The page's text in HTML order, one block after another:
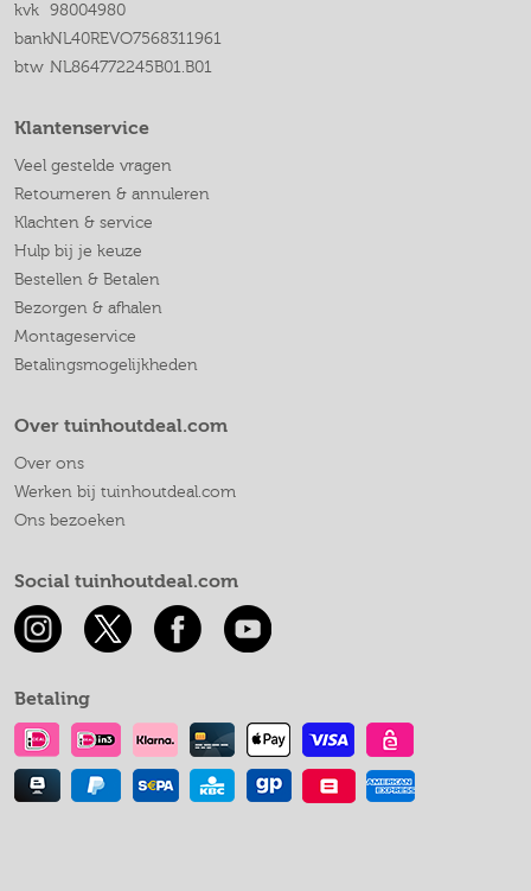
kvk 98004980
bankNL40REVO7568311961
btw NL864772245B01.B01
Klantenservice
Veel gestelde vragen
Retourneren & annuleren
Klachten & service
Hulp bij je keuze
Bestellen & Betalen
Bezorgen & afhalen
Montageservice
Betalingsmogelijkheden
Over tuinhoutdeal.com
Over ons
Werken bij tuinhoutdeal.com
Ons bezoeken
Social tuinhoutdeal.com
Betaling